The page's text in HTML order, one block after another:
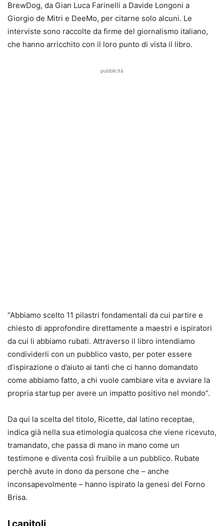
BrewDog, da Gian Luca Farinelli a Davide Longoni a
Giorgio de Mitri e DeeMo, per citarne solo alcuni. Le
interviste sono raccolte da firme del giornalismo italiano,
che hanno arricchito con il loro punto di vista il libro.
pubblicità
“Abbiamo scelto 11 pilastri fondamentali da cui partire e
chiesto di approfondire direttamente a maestri e ispiratori
da cui li abbiamo rubati. Attraverso il libro intendiamo
condividerli con un pubblico vasto, per poter essere
d’ispirazione o d’aiuto ai tanti che ci hanno domandato
come abbiamo fatto, a chi vuole cambiare vita e avviare la
propria startup per avere un impatto positivo nel mondo”.
Da qui la scelta del titolo, Ricette, dal latino receptae,
indica già nella sua etimologia qualcosa che viene ricevuto,
tramandato, che passa di mano in mano come un
testimone e diventa così fruibile a un pubblico. Rubate
perchè avute in dono da persone che – anche
inconsapevolmente – hanno ispirato la genesi del Forno
Brisa.